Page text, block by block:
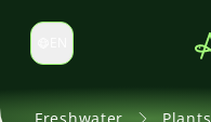
Switch language